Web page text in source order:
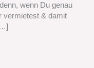
wenn Du genau
vermietest & damit